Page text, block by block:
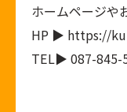
ホームページや
HP ▶ https://
TEL▶ 087-